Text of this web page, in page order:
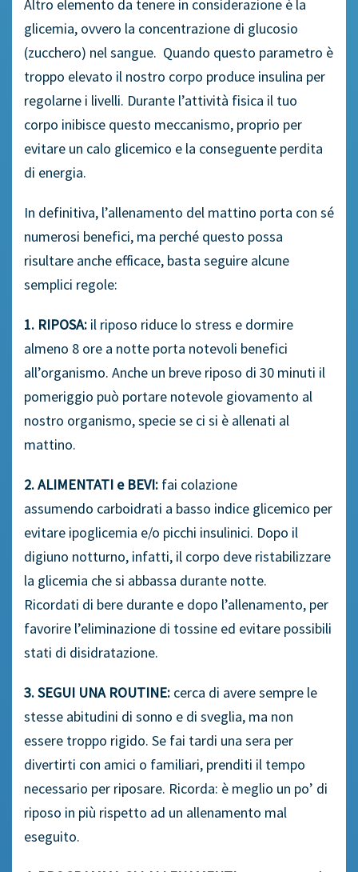
Altro elemento da tenere in considerazione è la
glicemia, ovvero la concentrazione di glucosio
(zucchero) nel sangue. Quando questo parametro è
troppo elevato il nostro corpo produce insulina per
regolarne i livelli. Durante l’attività fisica il tuo
corpo inibisce questo meccanismo, proprio per
evitare un calo glicemico e la conseguente perdita
di energia.
In definitiva, l’allenamento del mattino porta con sé
numerosi benefici, ma perché questo possa
risultare anche efficace, basta seguire alcune
semplici regole:
1. RIPOSA: il riposo riduce lo stress e dormire
almeno 8 ore a notte porta notevoli benefici
all’organismo. Anche un breve riposo di 30 minuti il
pomeriggio può portare notevole giovamento al
nostro organismo, specie se ci si è allenati al
mattino.
2. ALIMENTATI e BEVI: fai colazione
assumendo carboidrati a basso indice glicemico per
evitare ipoglicemia e/o picchi insulinici. Dopo il
digiuno notturno, infatti, il corpo deve ristabilizzare
la glicemia che si abbassa durante notte.
Ricordati di bere durante e dopo l’allenamento, per
favorire l’eliminazione di tossine ed evitare possibili
stati di disidratazione.
3. SEGUI UNA ROUTINE: cerca di avere sempre le
stesse abitudini di sonno e di sveglia, ma non
essere troppo rigido. Se fai tardi una sera per
divertirti con amici o familiari, prenditi il tempo
necessario per riposare. Ricorda: è meglio un po’ di
riposo in più rispetto ad un allenamento mal
eseguito.